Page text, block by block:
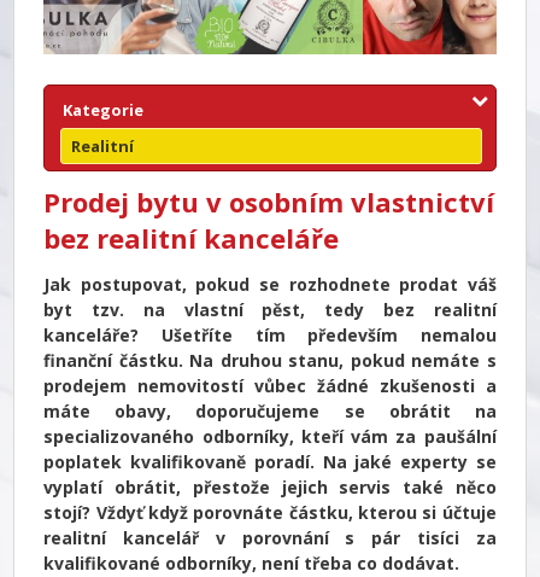
Kategorie
Realitní
Prodej bytu v osobním vlastnictví
bez realitní kanceláře
Jak postupovat, pokud se rozhodnete prodat váš
byt tzv. na vlastní pěst, tedy bez realitní
kanceláře? Ušetříte tím především nemalou
finanční částku. Na druhou stanu, pokud nemáte s
prodejem nemovitostí vůbec žádné zkušenosti a
máte obavy, doporučujeme se obrátit na
specializovaného odborníky, kteří vám za paušální
poplatek kvalifikovaně poradí. Na jaké experty se
vyplatí obrátit, přestože jejich servis také něco
stojí? Vždyť když porovnáte částku, kterou si účtuje
realitní kancelář v porovnání s pár tisíci za
kvalifikované odborníky, není třeba co dodávat.